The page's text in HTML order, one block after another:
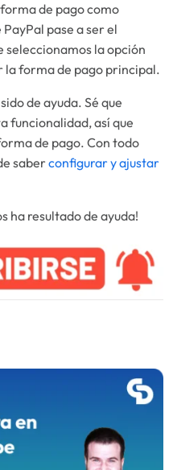
de pago como
pase a ser el
la opción
la forma de pago principal.
de ayuda. Sé que
funcionalidad, así que
de pago. Con todo
saberconfigurar y ajustar
ha resultado de ayuda!